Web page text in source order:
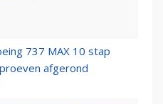
737 MAX 10 stap
afgerond